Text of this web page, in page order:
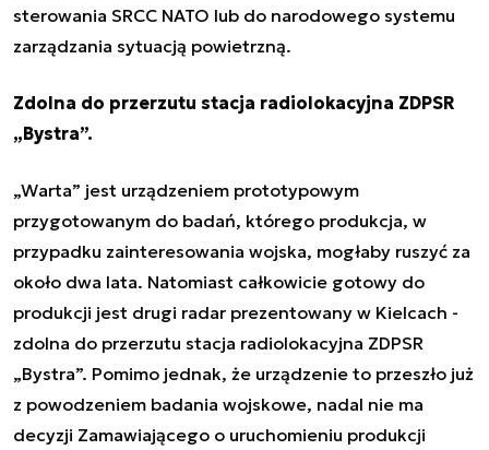
sterowania SRCC NATO lub do narodowego systemu
zarządzania sytuacją powietrzną.
Zdolna do przerzutu stacja radiolokacyjna ZDPSR
„Bystra”.
„Warta” jest urządzeniem prototypowym
przygotowanym do badań, którego produkcja, w
przypadku zainteresowania wojska, mogłaby ruszyć za
około dwa lata. Natomiast całkowicie gotowy do
produkcji jest drugi radar prezentowany w Kielcach -
zdolna do przerzutu stacja radiolokacyjna ZDPSR
„Bystra”. Pomimo jednak, że urządzenie to przeszło już
z powodzeniem badania wojskowe, nadal nie ma
decyzji Zamawiającego o uruchomieniu produkcji